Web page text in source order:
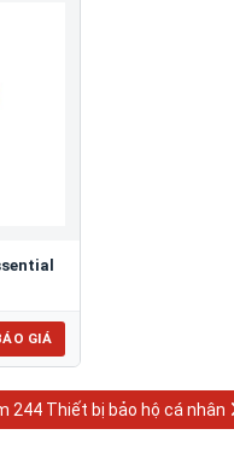
GIÁ
244 Thiết bị bảo hộ cá nhân